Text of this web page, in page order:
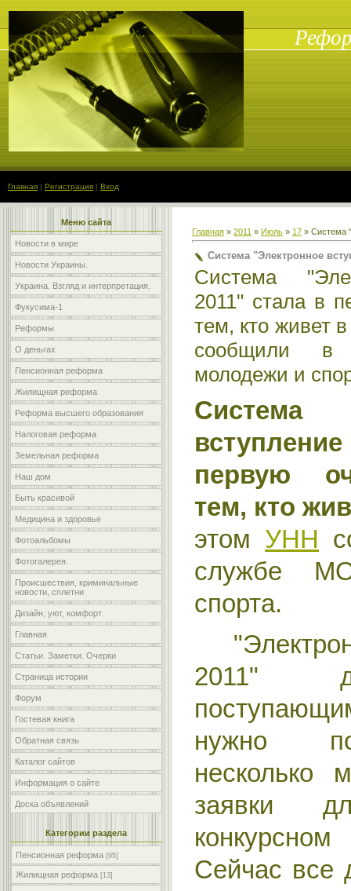
Главная | Регистрация | Вход
Меню сайта
Новости в мире
Новости Украины.
Украина. Взгляд и интерпретация.
Фукусима-1
Реформы
О деньгах
Пенсионная реформа
Жилищная реформа
Реформа высшего образования
Налоговая реформа
Земельная реформа
Наш дом
Быть красивой
Медицина и здоровье
Фотоальбомы
Фотогалерея.
Происшествия, криминальные
новости, сплетни
Дизайн, уют, комфорт
Главная
Статьи. Заметки. Очерки
Страница истории
Форум
Гостевая книга
Обратная связь
Каталог сайтов
Информация о сайте
Доска объявлений
Категории раздела
Пенсионная реформа [95]
Жилищная реформа [13]
Главная » 2011 » Июль » 17 » Система
Система "Электронное
Система
2011" стала в
тем, кто живет
сообщили в
молодежи и
Система
первую
тем, кто
этом УНН
службе
спорта.
2011"
нужно
несколько
заявки
Сейчас все